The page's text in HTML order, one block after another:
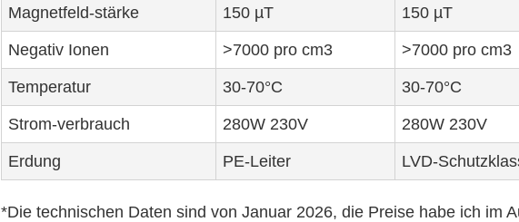
Magnetfeld-stärke 150 µT 150 µT
Negativ Ionen >7000 pro cm3 >7000 pro cm3
Temperatur 30-70°C 30-70°C
Strom-verbrauch 280W 230V 280W 230V
Erdung PE-Leiter LVD-
*Die technischen Daten sind von Januar 2026, die Preise habe ich im